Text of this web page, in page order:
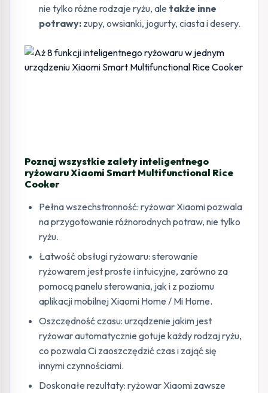
nie tylko różne rodzaje ryżu, ale także inne
potrawy: zupy, owsianki, jogurty, ciasta i desery.
Poznaj wszystkie zalety inteligentnego
ryżowaru Xiaomi Smart Multifunctional Rice
Cooker
Pełna wszechstronność: ryżowar Xiaomi pozwala
na przygotowanie różnorodnych potraw, nie tylko
ryżu.
Łatwość obsługi ryżowaru: sterowanie
ryżowarem jest proste i intuicyjne, zarówno za
pomocą panelu sterowania, jak i z poziomu
aplikacji mobilnej Xiaomi Home / Mi Home.
Oszczędność czasu: urządzenie jakim jest
ryżowar automatycznie gotuje każdy rodzaj ryżu,
co pozwala Ci zaoszczędzić czas i zająć się
innymi czynnościami.
Doskonałe rezultaty: ryżowar Xiaomi zawsze